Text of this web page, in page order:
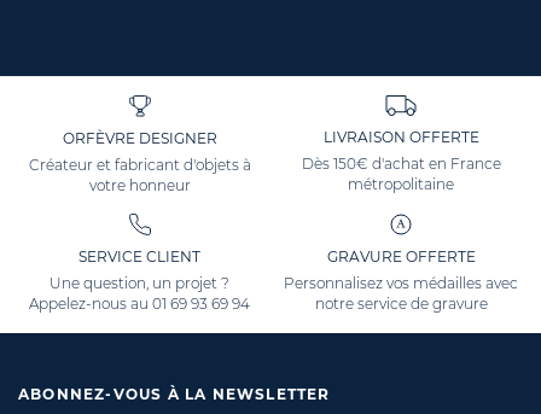
ORFÈVRE DESIGNER
Créateur et fabricant d'objets à
votre honneur
LIVRAISON OFFERTE
Dès 150€ d'achat en France
métropolitaine
SERVICE CLIENT
Une question, un projet ?
Appelez-nous au01 69 93 69 94
GRAVURE OFFERTE
Personnalisez vos médailles avec
notre service de gravure
ABONNEZ-VOUS À LA NEWSLETTER